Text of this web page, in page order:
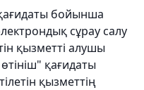
бойынша
сұрау салу
қызметті алушы
қағидаты
қызметтің